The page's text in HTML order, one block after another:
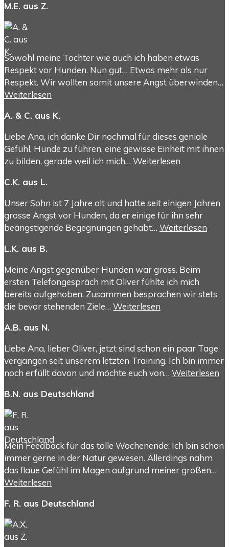
M.E. aus Z.
Sowohl meine Tochter wie auch ich haben etwas
Respekt vor Hunden. Nun gut… Etwas mehr als nur
Respekt. Wir wollten somit unsere Angst überwinden…
Weiterlesen
A. & C. aus K.
Liebe Ana, ich danke Dir nochmal für dieses geniale
Gefühl, Hunde zu führen, eine gewisse Einheit mit ihnen
zu bilden, gerade weil ich mich… Weiterlesen
C.K. aus L.
Unser Sohn ist 7 Jahre alt und hatte seit einigen Jahren
grosse Angst vor Hunden, da er einige für ihn sehr
beängstigende Begegnungen gehabt… Weiterlesen
L.K. aus B.
Meine Angst gegenüber Hunden war gross. Beim
ersten Telefongespräch mit Oliver fühlte ich mich
bereits aufgehoben. Zusammen besprachen wir stets
die bevor stehenden Ziele… Weiterlesen
A.B. aus N.
Liebe Ana, lieber Oliver, jetzt sind schon ein paar Tage
vergangen seit unserem letzten Training. Ich bin immer
noch erfüllt davon und möchte euch von… Weiterlesen
B.N. aus Deutschland
Mein Feedback für das tolle Wochenende: Ich bin schon
immer gerne in der Natur gewesen. Allerdings nahm
das flaue Gefühl im Magen aufgrund meiner großen…
Weiterlesen
F. R. aus Deutschland